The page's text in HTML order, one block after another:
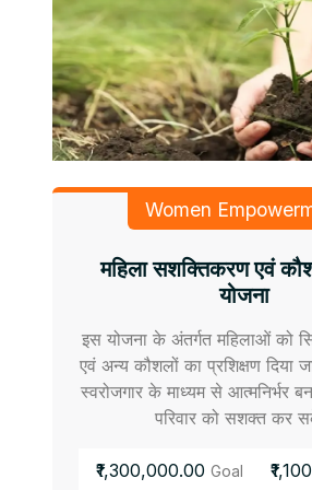
Women
महिला सशक्तिकरण एवं
योजना
इस योजना के अंतर्गत महिलाओं को
एवं अन्य कौशलों का प्रशिक्षण दिया
स्वरोजगार के माध्यम से
परिवार को सशक्त कर
₹1,300,000.00 Goal